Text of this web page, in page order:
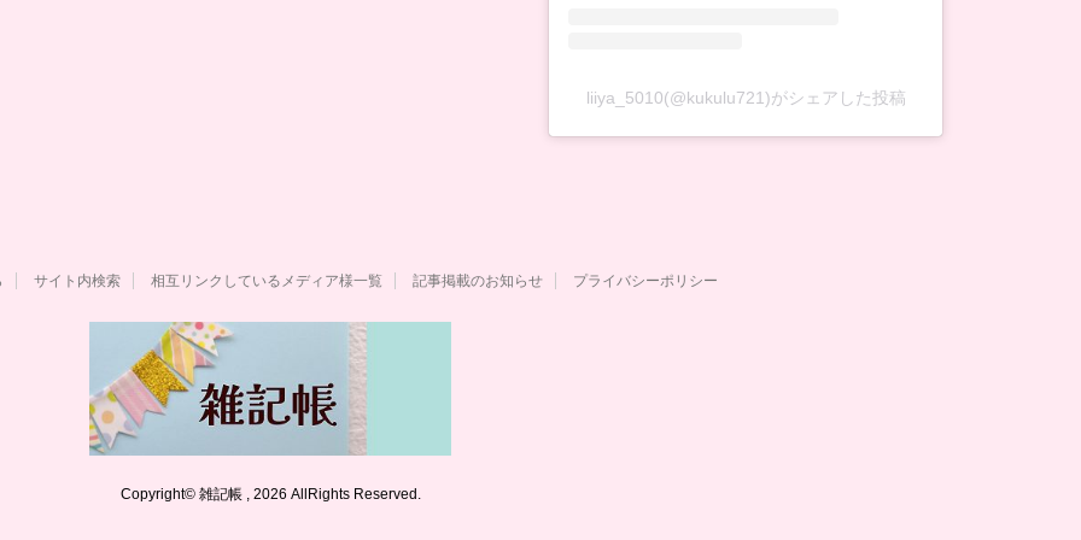
liiya_5010(@kukulu721)がシェアした投稿
サイト内検索 相互リンクしているメディア様一覧 記事掲載のお知らせ プライバシーポリシー
Copyright© 雑記帳 , 2026 AllRights Reserved.